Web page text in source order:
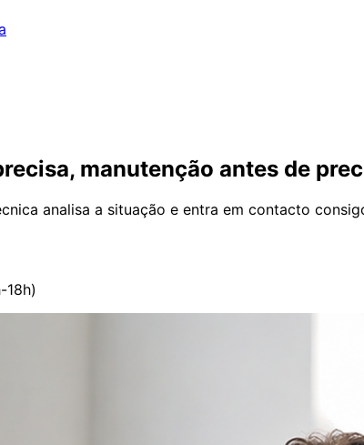
manutenção antes de
analisa a situação e entra em contacto
18h)